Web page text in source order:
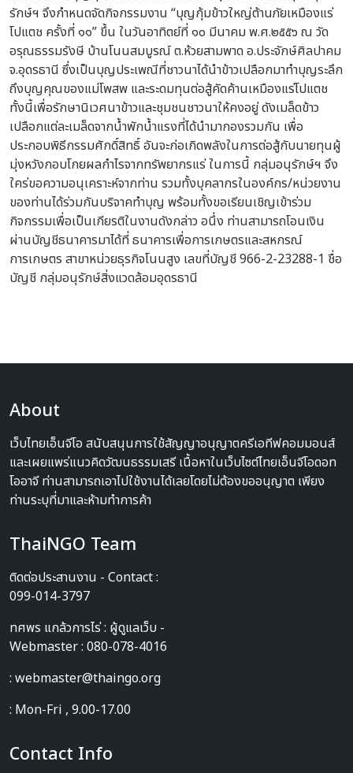
รักษ์ฯ จึงกำหนดจัดกิจกรรมงาน “บุญกุ้มข้าวใหญ่ต้านภัยเหมืองแร่
โปแตช ครั้งที่ ๑๑” ขึ้น ในวันอาทิตย์ที่ ๑๐ มีนาคม พ.ศ.๒๕๕๖ ณ วัด
อรุณธรรมรังษี บ้านโนนสมบูรณ์ ต.ห้วยสามพาด อ.ประจักษ์ศิลปาคม
จ.อุดรธานี ซึ่งเป็นบุญประเพณีที่ชาวนาได้นำข้าวเปลือกมาทำบุญระลึก
ถึงบุญคุณของแม่โพสพ และระดมทุนต่อสู้คัดค้านเหมืองแร่โปแตช
ทั้งนี้เพื่อรักษานิเวศนาข้าวและชุมชนชาวนาให้คงอยู่ ดังเมล็ดข้าว
เปลือกแต่ละเมล็ดจากน้ำพักน้ำแรงที่ได้นำมากองรวมกัน เพื่อ
ประกอบพิธีกรรมศักดิ์สิทธิ์ อันจะก่อเกิดพลังในการต่อสู้กับนายทุนผู้
มุ่งหวังกอบโกยผลกำไรจากทรัพยากรแร่ ในการนี้ กลุ่มอนุรักษ์ฯ จึง
ใคร่ขอความอนุเคราะห์จากท่าน รวมทั้งบุคลากรในองค์กร/หน่วยงาน
ของท่านได้ร่วมกันบริจาคทำบุญ พร้อมทั้งขอเรียนเชิญเข้าร่วม
กิจกรรมเพื่อเป็นเกียรติในงานดังกล่าว อนึ่ง ท่านสามารถโอนเงิน
ผ่านบัญชีธนาคารมาได้ที่ ธนาคารเพื่อการเกษตรและสหกรณ์
การเกษตร สาขาหน่วยธุรกิจโนนสูง เลขที่บัญชี 966-2-23288-1 ชื่อ
บัญชี กลุ่มอนุรักษ์สิ่งแวดล้อมอุดรธานี
About
เว็บไทยเอ็นจีโอ สนับสนุนการใช้สัญญาอนุญาตครีเอทีฟคอมมอนส์
และเผยแพร่แนวคิดวัฒนธรรมเสรี เนื้อหาในเว็บไซต์ไทยเอ็นจีโอดอท
โออาจี ท่านสามารถเอาไปใช้งานได้เลยโดยไม่ต้องขออนุญาต เพียง
ท่านระบุที่มาและห้ามทำการค้า
ThaiNGO Team
ติดต่อประสานงาน - Contact :
099-014-3797
ทศพร แกล้วการไร่ : ผู้ดูแลเว็บ -
Webmaster : 080-078-4016
: webmaster@thaingo.org
: Mon-Fri , 9.00-17.00
Contact Info